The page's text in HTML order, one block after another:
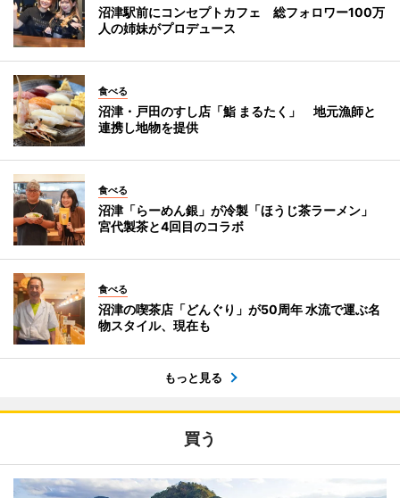
沼津駅前にコンセプトカフェ 総フォロワー100万
人の姉妹がプロデュース
食べる
沼津・戸田のすし店「鮨 まるたく」 地元漁師と
連携し地物を提供
食べる
沼津「らーめん銀」が冷製「ほうじ茶ラーメン」
宮代製茶と4回目のコラボ
食べる
沼津の喫茶店「どんぐり」が50周年 水流で運ぶ名
物スタイル、現在も
もっと見る
買う